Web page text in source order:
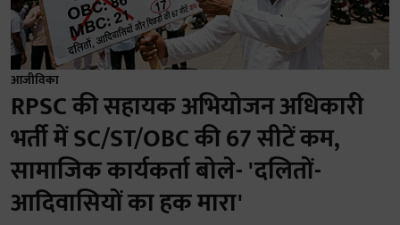
आजीविका
RPSC की सहायक अभियोजन अधिकारी
भर्ती में SC/ST/OBC की 67 सीटें कम,
सामाजिक कार्यकर्ता बोले- 'दलितों-
आदिवासियों का हक मारा'